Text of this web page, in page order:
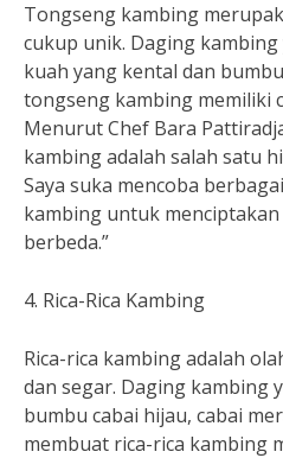
Tongseng kambing
cukup unik. Daging
kuah yang kental dan
tongseng kambing memiliki
Menurut Chef Bara
kambing adalah salah satu
Saya suka mencoba
kambing untuk
berbeda.”
4. Rica-Rica Kambing
Rica-rica kambing adalah
dan segar. Daging kambing
bumbu cabai hijau, cabai
membuat rica-rica kambing